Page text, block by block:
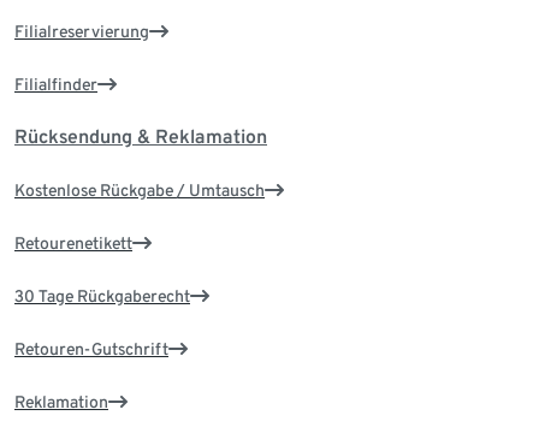
Filialreservierung
Filialfinder
Rücksendung & Reklamation
Kostenlose Rückgabe / Umtausch
Retourenetikett
30 Tage Rückgaberecht
Retouren-Gutschrift
Reklamation